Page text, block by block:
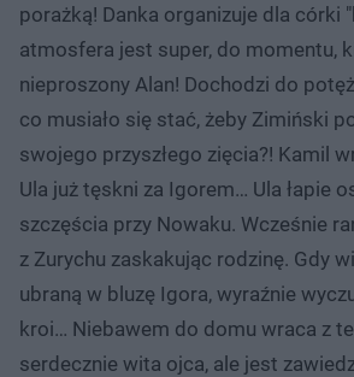
porażką! Danka organizuje dla córki
atmosfera jest super, do momentu,
nieproszony Alan! Dochodzi do
co musiało się stać, żeby Zimiński
swojego przyszłego zięcia?! Kamil
Ula już tęskni za Igorem… Ula łapie
szczęścia przy Nowaku. Wcześnie
z Zurychu zaskakując rodzinę. Gdy
ubraną w bluzę Igora, wyraźnie
kroi… Niebawem do domu wraca z
serdecznie wita ojca, ale jest